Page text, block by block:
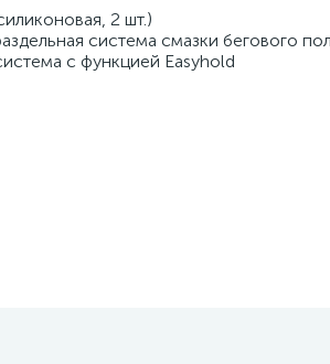
2 шт.)
система смазки бегового
с функцией Easyhold